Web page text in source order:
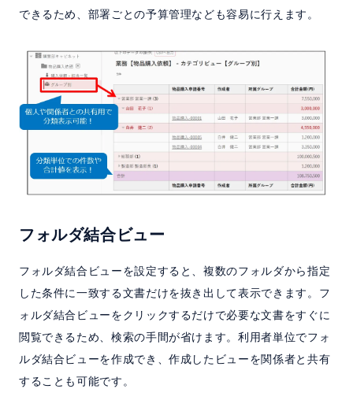
できるため、部署ごとの予算管理なども容易に行えます。
フォルダ結合ビュー
フォルダ結合ビューを設定すると、複数のフォルダから指定
した条件に一致する文書だけを抜き出して表示できます。フ
ォルダ結合ビューをクリックするだけで必要な文書をすぐに
閲覧できるため、検索の手間が省けます。利用者単位でフォ
ルダ結合ビューを作成でき、作成したビューを関係者と共有
することも可能です。